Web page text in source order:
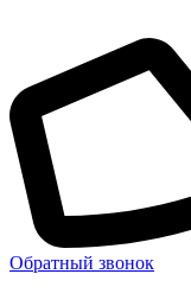
Обратный звонок